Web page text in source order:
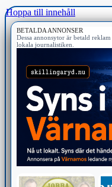
Hoppa till innehåll
BETALDA ANNONSER
Dessa annonsytor är betald
lokala journalistiken.